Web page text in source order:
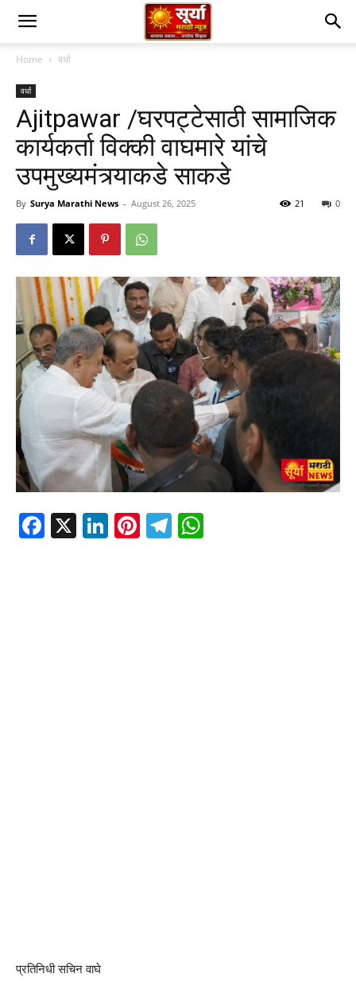
Home वर्धा
वर्धा
Ajitpawar /घरपट्टेसाठी सामाजिक
कार्यकर्ता विक्की वाघमारे यांचे
उपमुख्यमंत्र्याकडे साकडे
By Surya Marathi News - August 26, 2025 0
21
Facebook
X LinkedIn
Pinterest
Telegram
प्रतिनिधी सचिन वाघे